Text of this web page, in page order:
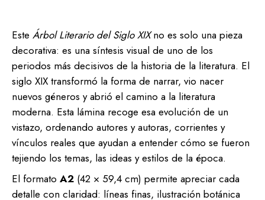
Este Árbol Literario del Siglo XIXno es solo una pieza
decorativa: es una síntesis visual de uno de los
periodos más decisivos de la historia de la literatura. El
siglo XIX transformó la forma de narrar, vio nacer
nuevos géneros y abrió el camino a la literatura
moderna. Esta lámina recoge esa evolución de un
vistazo, ordenando autores y autoras, corrientes y
vínculos reales que ayudan a entender cómo se fueron
tejiendo los temas, las ideas y estilos de la época.
El formato A2 (42 × 59,4 cm) permite apreciar cada
detalle con claridad: líneas finas, ilustración botánica